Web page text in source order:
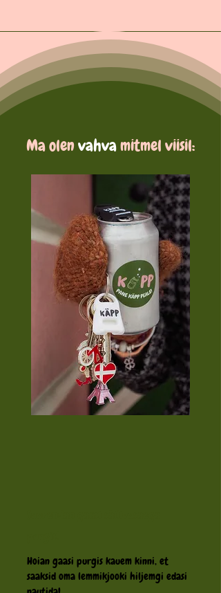
Ma olenvahvamitmel viisil:
Hoian gaasi purgis kauem kinni, et
saaksid oma lemmikjooki hiljemgi edasi